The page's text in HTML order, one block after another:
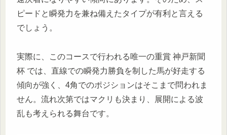
ピードと瞬発力を兼ね備えたタイプが有利と言える
でしょう。
実際に、このコースで行われる唯一の重賞 神戸新聞
杯 では、直線での瞬発力勝負を制した馬が好走する
傾向が強く、4角でのポジションはそこまで問われま
せん。流れ次第ではマクリも決まり、展開による波
乱も考えられる舞台です。